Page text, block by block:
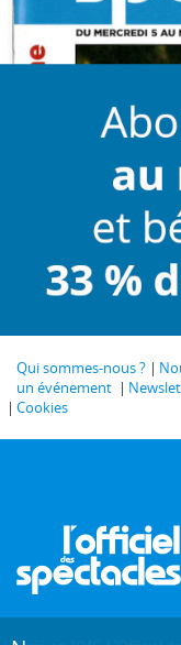
Qui sommes-nous ?
un événement
Cookies